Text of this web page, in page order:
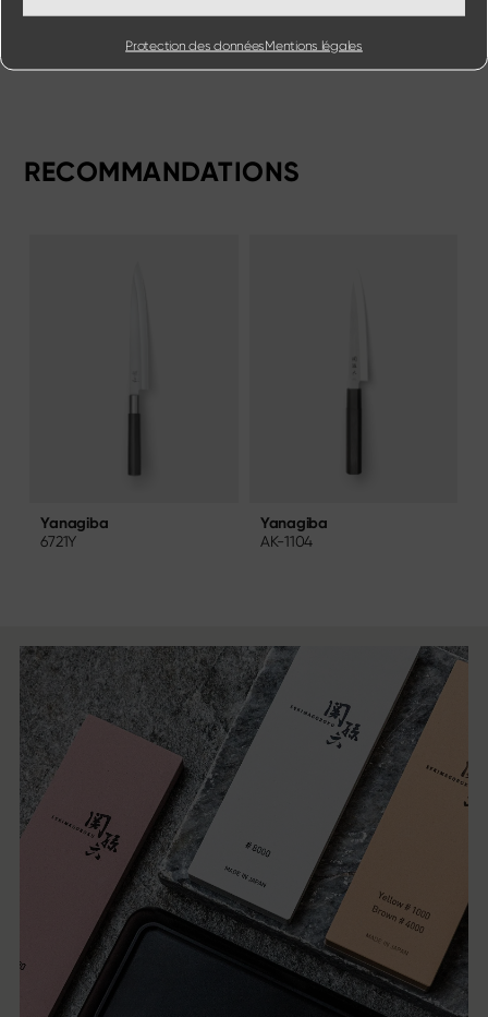
Protection des donnéesMentions légales
RECOMMANDATIONS
Yanagiba
6721Y
Yanagiba
AK-1104